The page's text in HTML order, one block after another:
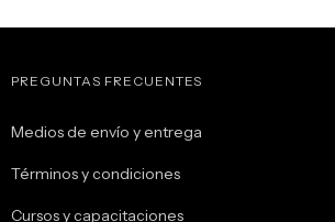
PREGUNTAS FRECUENTES
Medios de envío y entrega
Términos y condiciones
Cursos y capacitaciones